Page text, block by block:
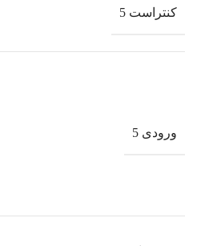
کنتراست 5
ورودی 5